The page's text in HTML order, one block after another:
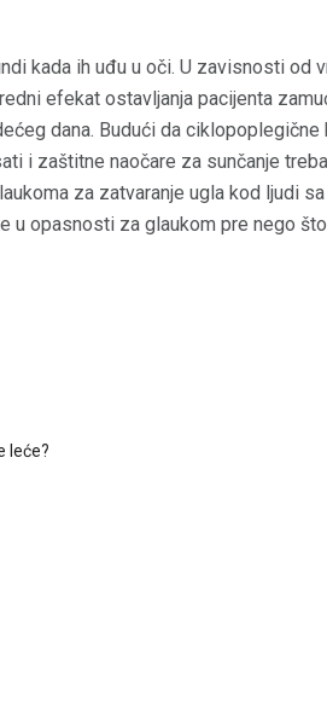
kada ih uđu u oči. U zavisnosti od
efekat ostavljanja pacijenta
dana. Budući da ciklopoplegične
i zaštitne naočare za sunčanje
za zatvaranje ugla kod ljudi
u opasnosti za glaukom pre nego
leće?